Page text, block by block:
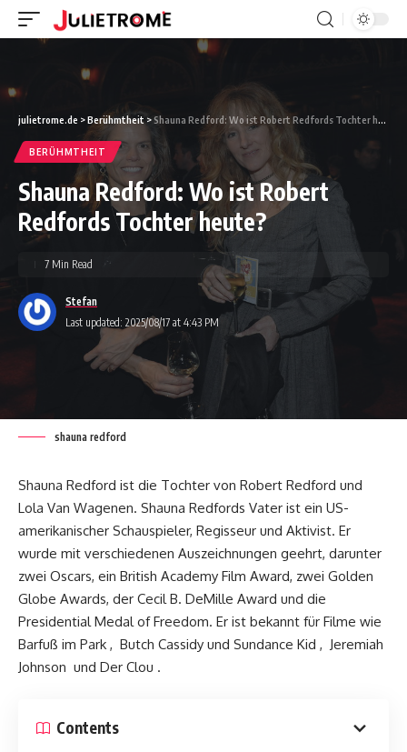
julietrome.de >Berühmtheit >Shauna Redford: Wo ist Robert Redfords Tochter heute?
BERÜHMTHEIT
Shauna Redford: Wo ist Robert
Redfords Tochter heute?
Last updated: 2025/08/17 at 4:43 PM
Stefan
7 Min Read
shauna redford
Shauna Redford ist die Tochter von Robert Redford und
Lola Van Wagenen. Shauna Redfords Vater ist ein US-
amerikanischer Schauspieler, Regisseur und Aktivist. Er
wurde mit verschiedenen Auszeichnungen geehrt, darunter
zwei Oscars, ein British Academy Film Award, zwei Golden
Globe Awards, der Cecil B. DeMille Award und die
Presidential Medal of Freedom. Er ist bekannt für Filme wie
Barfuß im Park , Butch Cassidy und Sundance Kid , Jeremiah
Johnson und Der Clou .
Contents